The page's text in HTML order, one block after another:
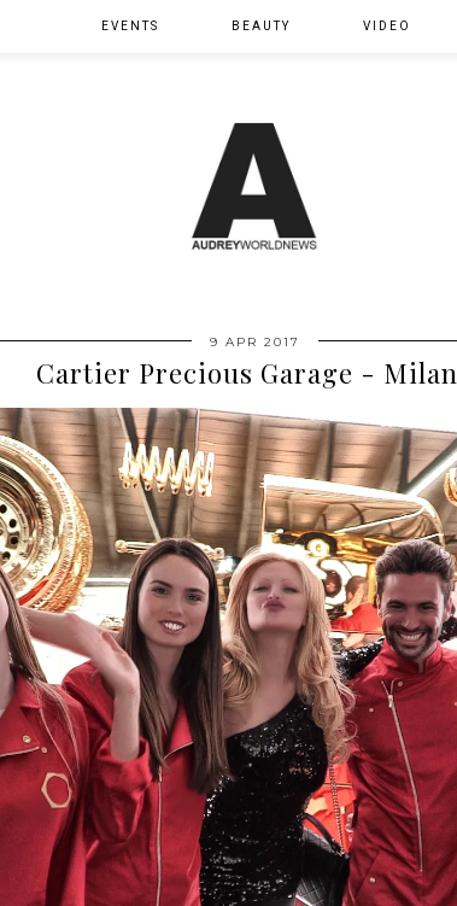
EVENTS BEAUTY VIDEO
9 APR 2017
Cartier Precious Garage -